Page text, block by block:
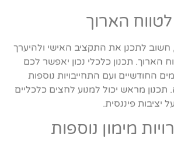
לטווח הארוך
לתכנן את התקציב האישי ולהיערך
הארוך. תכנון כלכלי נכון יאפשר לכם
החודשיים ועם התחייבויות נוספות
תכנון מראש יכול למנוע לחצים כלכליים
יציבות פיננסית.
מימון נוספות